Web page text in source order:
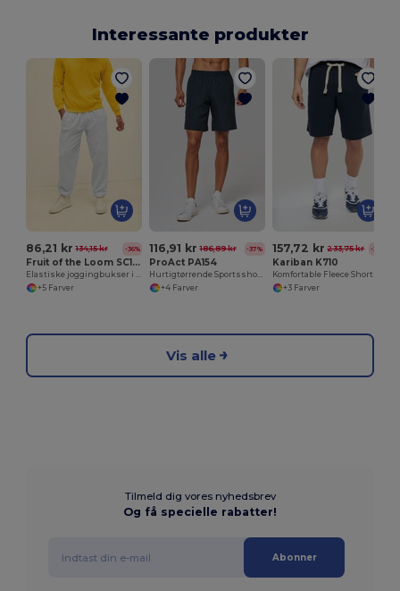
Interessante produkter
86,21 kr 134,15 kr -36%
Fruit of the Loom SC153C
Elastiske joggingbukser i bunden
+5 Farver
116,91 kr 186,89 kr -37%
ProAct PA154
Hurtigtørrende Sportsshorts med Meshfor
+4 Farver
157,72 kr 233,75 kr -33%
Kariban K710
+3 Farver
Vis alle
Tilmeld dig vores nyhedsbrev
Og få specielle rabatter!
Abonner